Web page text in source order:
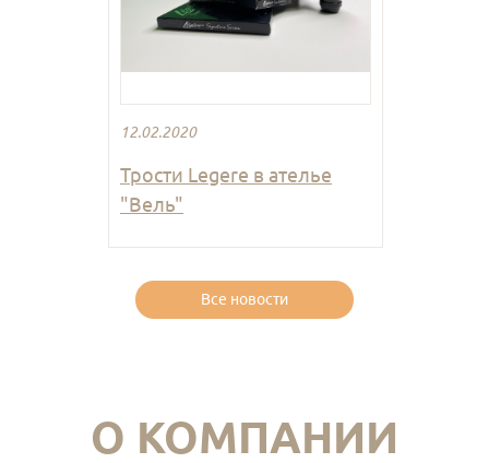
12.02.2020
Трости Legere в ателье
"Вель"
Все новости
О КОМПАНИИ